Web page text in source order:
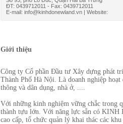
ĐT: 0439712011 - Fax: 0439712011
E-mail: info@kinhdonewland.vn| Website:
Giới thiệu
Công ty Cổ phần Đầu tư Xây dựng phát
Thành Phố Hà Nội. Là doanh nghiệp
thông và dân dụng, nhà ở, ....
Với những kinh nghiệm vững chắc trong
thành tựu lớn. Với năng lực sẵn có KINH
cao cấp, tổ chức quản lý khai thác các